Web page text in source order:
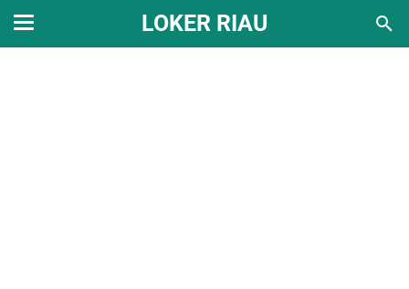
LOKER RIAU